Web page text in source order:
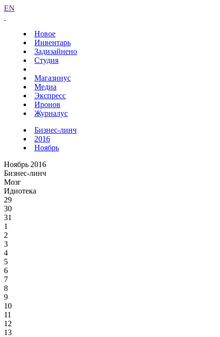
EN
Новое
Инвентарь
Задизайнено
Студия
Магазинус
Медиа
Экспресс
Иронов
Журналус
Бизнес-линч
2016
Ноябрь
Ноябрь 2016
Бизнес-линч
Мозг
Идиотека
29
30
31
1
2
3
4
5
6
7
8
9
10
11
12
13